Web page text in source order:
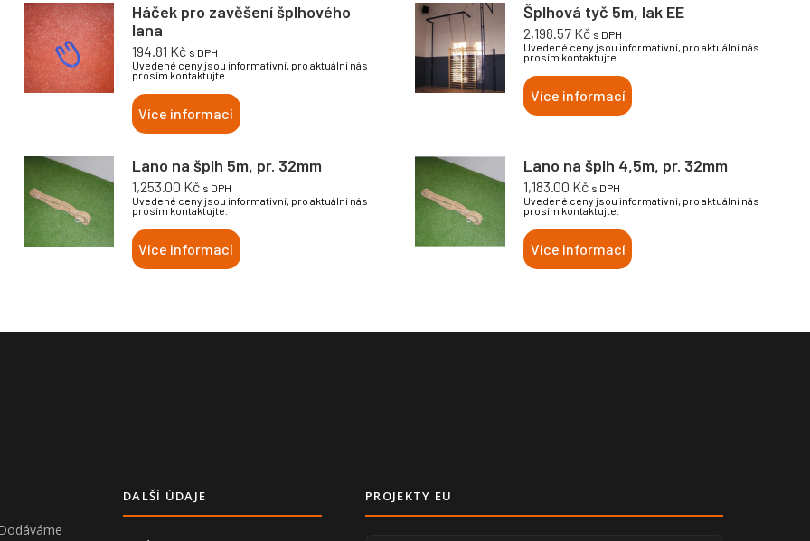
Háček pro zavěšení šplhového
lana
194.81 Kč s DPH
Uvedené ceny jsou informativní, pro aktuální nás
prosím kontaktujte.
Více informací
Šplhová tyč 5m, lak EE
2,198.57 Kč s DPH
Uvedené ceny jsou informativní, pro aktuální nás
prosím kontaktujte.
Více informací
Lano na šplh 5m, pr. 32mm
1,253.00 Kč s DPH
Uvedené ceny jsou informativní, pro aktuální nás
prosím kontaktujte.
Více informací
Lano na šplh 4,5m, pr. 32mm
1,183.00 Kč s DPH
Uvedené ceny jsou informativní, pro aktuální nás
prosím kontaktujte.
Více informací
DALŠÍ ÚDAJE PROJEKTY EU